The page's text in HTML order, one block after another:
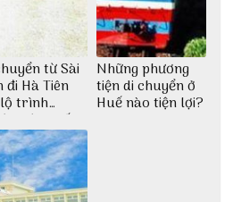
từ Sài
đi Hà Tiên
trình
tiện nhất
Những phương
tiện di chuyển ở
Huế nào tiện lợi?